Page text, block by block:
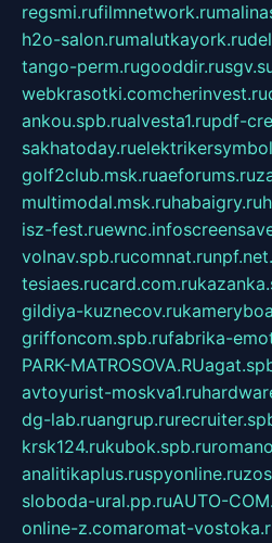
regsmi.rufilmnetwork.ru
h2o-salon.rumalutkayork.ru
tango-perm.rugooddir.ru
webkrasotki.comcherinvest.ru
ankou.spb.rualvesta1.rupdf-
sakhatoday.ru
golf2club.msk.ruaeforums.ru
multimodal.msk.ruhabaigry.ru
isz-fest.ruewnc.info
volnav.spb.rucomnat.ru
tesiaes.rucard.com.ru
gildiya-kuznecov.ru
griffoncom.spb.rufabrika-
PARK-MATROSOVA.RU
avtoyurist-moskva1.ru
dg-lab.ruangrup.ru
krsk124.rukubok.spb.ru
analitikaplus.ruspyonline.ru
sloboda-ural.pp.ruAUTO-
online-z.comaromat-